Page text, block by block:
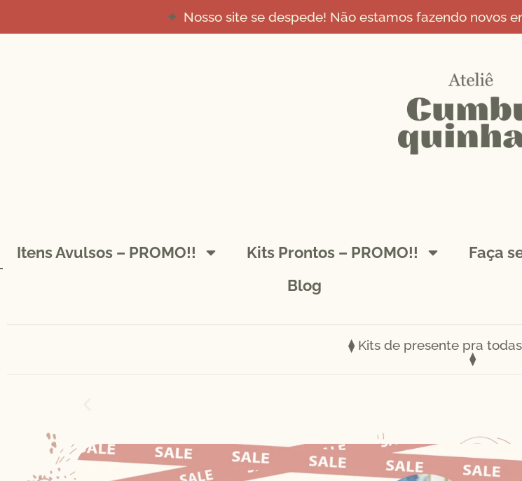
Nosso site se despede! Não estamos fazendo novos
Itens Avulsos – PROMO!! Kits Prontos – PROMO!! Faça
Blog
⧫ Kits de presente pra
⧫